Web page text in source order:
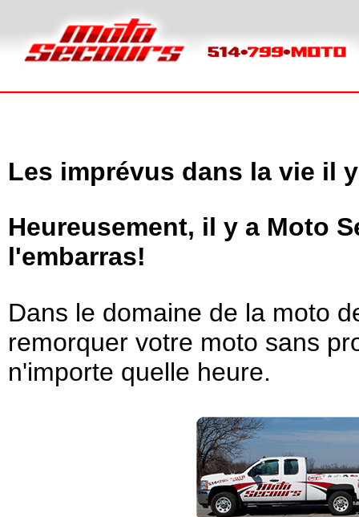
Les imprévus dans la vie il
Heureusement, il y a Moto
l'embarras!
Dans le domaine de la moto
remorquer votre moto sans
n'importe quelle heure.